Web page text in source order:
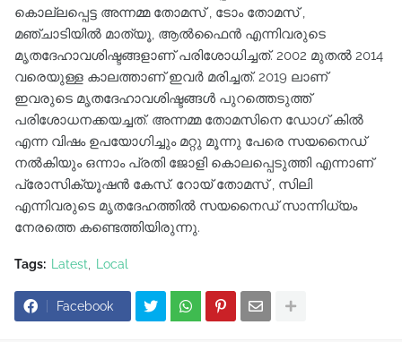
കൊല്ലപ്പെട്ട അന്നമ്മ തോമസ് , ടോം തോമസ് ,
മഞ്ചാടിയിൽ മാത്യൂ, ആൽഫൈൻ എന്നിവരുടെ
മൃതദേഹാവശിഷ്ടങ്ങളാണ് പരിശോധിച്ചത്. 2002 മുതൽ 2014
വരെയുള്ള കാലത്താണ് ഇവർ മരിച്ചത്. 2019 ലാണ്
ഇവരുടെ മൃതദേഹാവശിഷ്ടങ്ങൾ പുറത്തെടുത്ത്
പരിശോധനക്കയച്ചത്. അന്നമ്മ തോമസിനെ ഡോഗ് കിൽ
എന്ന വിഷം ഉപയോഗിച്ചും മറ്റു മൂന്നു പേരെ സയനൈഡ്
നൽകിയും ഒന്നാം പ്രതി ജോളി കൊലപ്പെടുത്തി എന്നാണ്
പ്രോസിക്യൂഷൻ കേസ്. റോയ് തോമസ് , സിലി
എന്നിവരുടെ മൃതദേഹത്തിൽ സയനൈഡ് സാന്നിധ്യം
നേരത്തെ കണ്ടെത്തിയിരുന്നു.
Tags: Latest Local
Facebook